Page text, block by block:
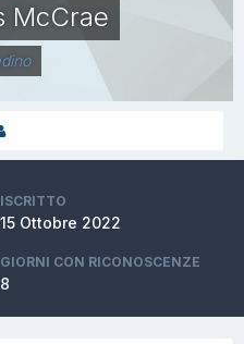
McCrae
ISCRITTO
15 Ottobre 2022
GIORNI CON RICONOSCENZE
8